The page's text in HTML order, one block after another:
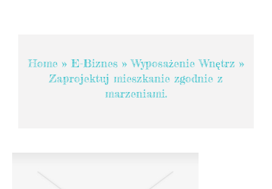
Nieruchomości, Działki
Domy, Mieszkania
Tłumaczenia
Home » E-Biznes »Wyposażenie Wnętrz »
Zaprojektuj mieszkanie zgodnie z
marzeniami.